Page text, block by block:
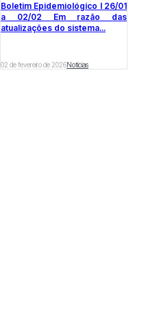
Boletim Epidemiológico l 26/01
a 02/02 Em razão das
atualizações do sistema...
02 de fevereiro de 2026Notícias